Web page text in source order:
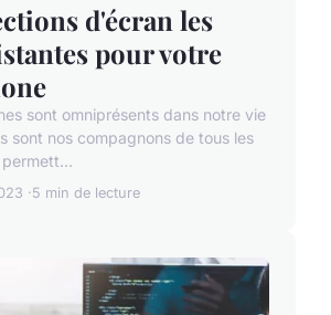
d'écran les
pour votre
sont omniprésents dans notre vie
sont nos compagnons de tous les
5 min de lecture